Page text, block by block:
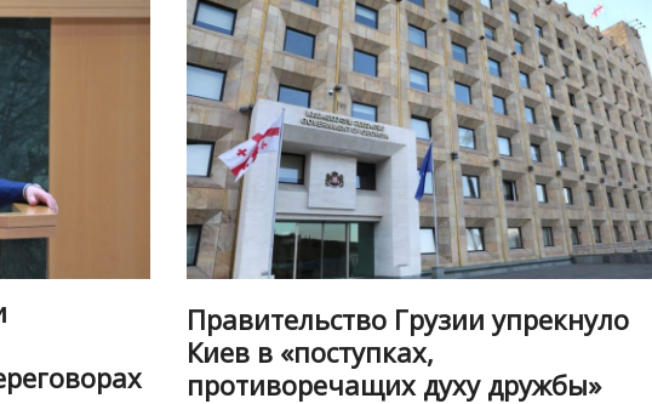
цен
в
Грузии
—
один
лучших
в
мире»
Правительство Грузии упрекнуло
Киев в «поступках,
противоречащих духу дружбы»